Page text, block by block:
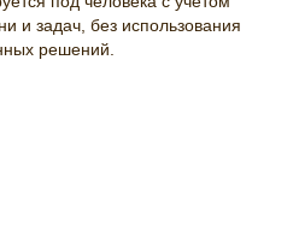
и задач, без использования
решений.